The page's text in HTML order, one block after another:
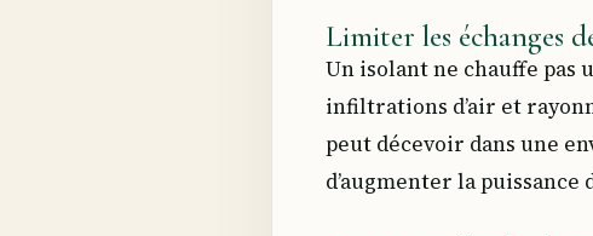
Limiter les échanges
Un isolant ne chauffe pas
infiltrations d’air et
peut décevoir dans une
d’augmenter la puissance